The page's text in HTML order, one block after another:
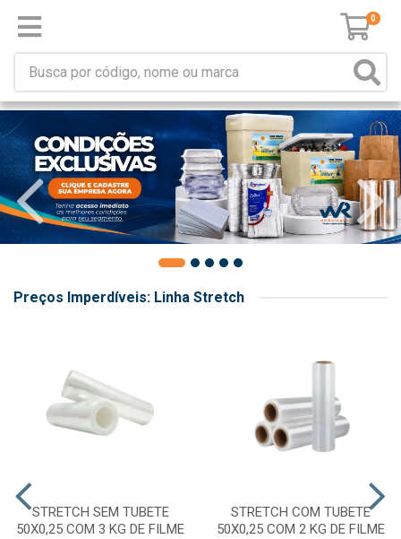
0
Preços Imperdíveis: Linha Stretch
STRETCH SEM TUBETE
50X0,25 COM 3 KG DE FILME
STRETCH COM TUBETE
50X0,25 COM 2 KG DE FILME